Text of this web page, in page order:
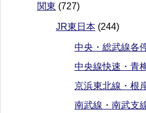
関東 (727)
JR東日本 (244)
中央・総武線各
中央線快速・青
京浜東北線・根
南武線・南武支